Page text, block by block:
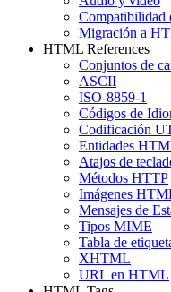
Compatibilidad
Migración a
HTML References
Conjuntos de
ASCII
ISO-8859-1
Códigos de
Codificación
Entidades
Atajos de
Métodos HTTP
Imágenes
Mensajes de
Tipos MIME
Tabla de
XHTML
URL en HTML